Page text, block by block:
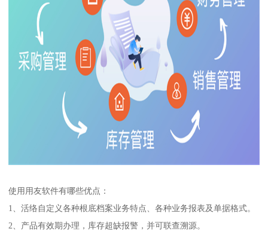
使用用友软件有哪些优点：
1、活络自定义各种根底档案业务特点、各种业务报表及单据格式。
2、产品有效期办理，库存超缺报警，并可联查溯源。